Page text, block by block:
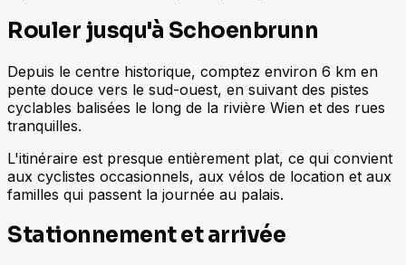
Rouler jusqu'à Schoenbrunn
Depuis le centre historique, comptez environ 6 km en
pente douce vers le sud-ouest, en suivant des pistes
cyclables balisées le long de la rivière Wien et des rues
tranquilles.
L'itinéraire est presque entièrement plat, ce qui convient
aux cyclistes occasionnels, aux vélos de location et aux
familles qui passent la journée au palais.
Stationnement et arrivée